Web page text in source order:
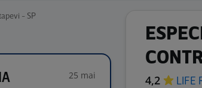
- SP
25 mai 4,2 LIFE